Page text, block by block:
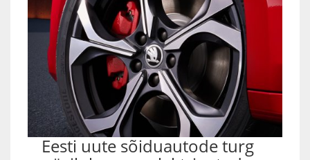
Eesti uute sõiduautode turg